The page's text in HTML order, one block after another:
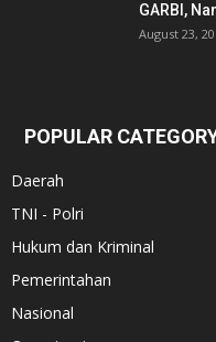
GARBI,
August 23,
POPULAR
Daerah
TNI - Polri
Hukum dan Kriminal
Pemerintahan
Nasional